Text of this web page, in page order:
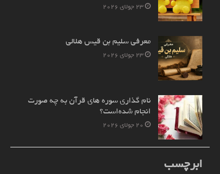
23 جولای 2026
معرفی سلیم بن قیس هلالی
23 جولای 2026
نام‌ گذاری سوره های قرآن به چه صورت
انجام شده‌است؟
20 جولای 2026
ابرچسب